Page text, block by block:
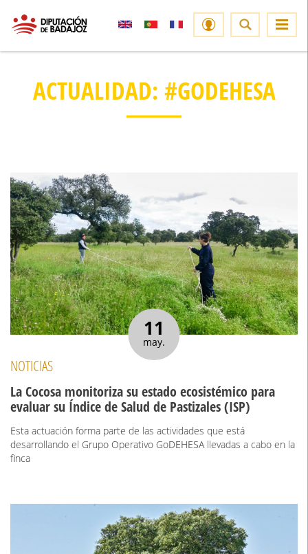
ACTUALIDAD: #GODEHESA
11
may.
NOTICIAS
La Cocosa monitoriza su estado ecosistémico para
evaluar su Índice de Salud de Pastizales (ISP)
Esta actuación forma parte de las actividades que está
desarrollando el Grupo Operativo GoDEHESA llevadas a cabo en la
finca